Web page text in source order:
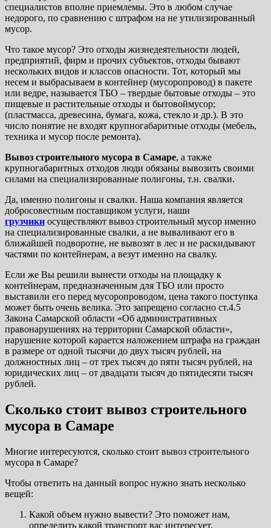
специалистов вполне приемлемы. Это в любом случае
недорого, по сравнению с штрафом на не утилизированный
мусор.
Что такое мусор? Это отходы жизнедеятельности людей,
предприятий, фирм и прочих субъектов, отходы бывают
нескольких видов и классов опасности. Тот, который мы
несем и выбрасываем в контейнер (мусоропровод) в пакете
или ведре, называется ТБО – твердые бытовые отходы – это
пищевые и растительные отходы и бытовоймусор;
(пластмасса, древесина, бумага, кожа, стекло и др.). В это
число понятие не входят крупногабаритные отходы (мебель,
техника и мусор после ремонта).
Вывоз строительного мусора в Самаре, а также
крупногабаритных отходов люди обязаны вывозить своими
силами на специализированные полигоны, т.н. свалки.
Да, именно полигоны и свалки. Наша компания является
добросовестным поставщиком услуги, наши
грузчики осуществляют вывоз строительный мусор именно
на специализированные свалки, а не вываливают его в
ближайшей подворотне, не вывозят в лес и не раскидывают
частями по контейнерам, а везут именно на свалку.
Если же Вы решили вынести отходы на площадку к
контейнерам, предназначенным для ТБО или просто
выставили его перед мусоропроводом, цена такого поступка
может быть очень велика. Это запрещено согласно ст.4.5
Закона Самарской области «Об административных
правонарушениях на территории Самарской области»,
нарушение которой карается наложением штрафа на граждан
в размере от одной тысячи до двух тысяч рублей, на
должностных лиц – от трех тысяч до пяти тысяч рублей, на
юридических лиц – от двадцати тысяч до пятидесяти тысяч
рублей.
Сколько стоит вывоз строительного
мусора в Самаре
Многие интересуются, сколько стоит вывоз строительного
мусора в Самаре?
Чтобы ответить на данный вопрос нужно знать несколько
вещей:
Какой объем нужно вывести? Это поможет нам,
определить какой транспорт вас интересует.